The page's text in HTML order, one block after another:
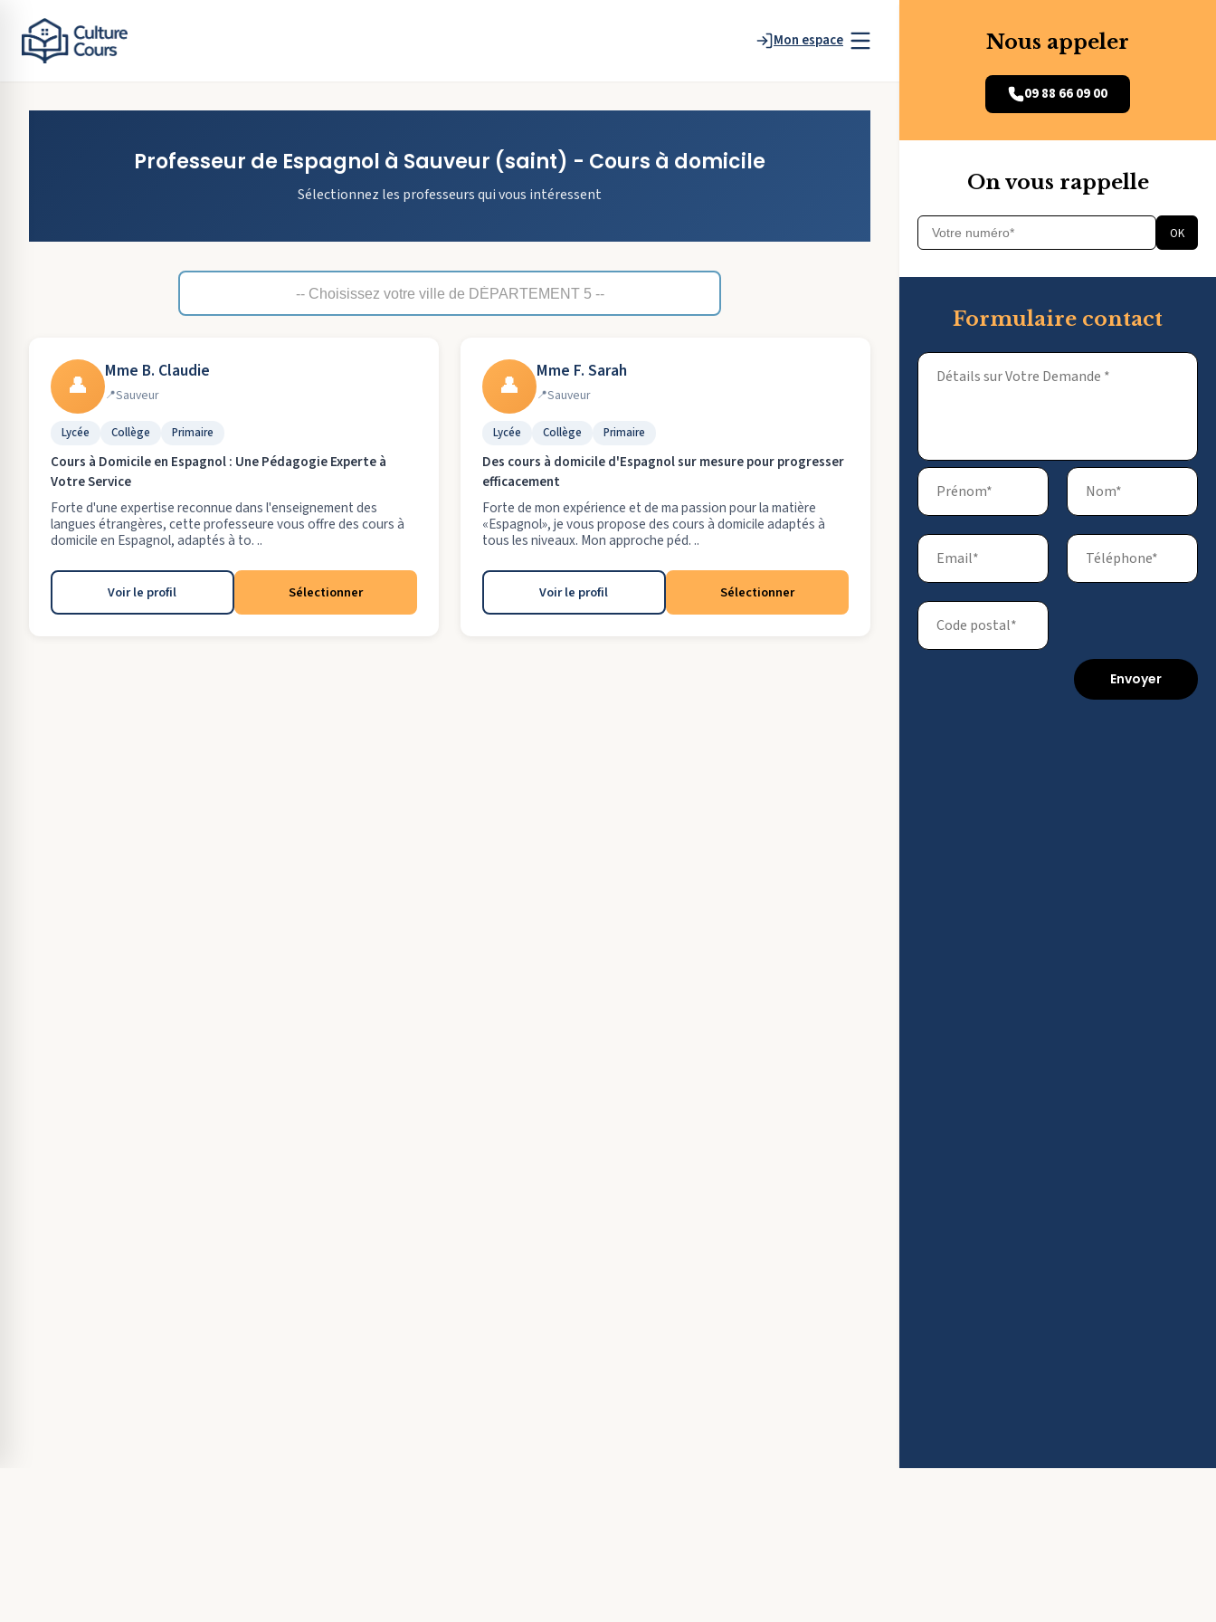
Mon espace
Professeur de Espagnol à Sauveur (saint) - Cours à domicile
Sélectionnez les professeurs qui vous intéressent
👤 Mme B. Claudie
Sauveur
Lycée Collège Primaire
Cours à Domicile en Espagnol : Une Pédagogie Experte à
Votre Service
Forte d'une expertise reconnue dans l'enseignement des
langues étrangères, cette professeure vous offre des cours à
domicile en Espagnol, adaptés à to. ..
Voir le profil Sélectionner
👤 Mme F. Sarah
Sauveur
Lycée Collège Primaire
Des cours à domicile d'Espagnol sur mesure pour progresser
efficacement
Forte de mon expérience et de ma passion pour la matière
«Espagnol», je vous propose des cours à domicile adaptés à
tous les niveaux. Mon approche péd. ..
Voir le profil Sélectionner
Nous appeler
09 88 66 09 00
On vous rappelle
OK
Formulaire contact
Envoyer